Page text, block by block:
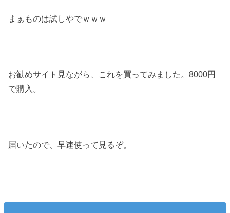
まぁものは試しやでｗｗｗ
お勧めサイト見ながら、これを買ってみました。8000円
で購入。
届いたので、早速使って見るぞ。